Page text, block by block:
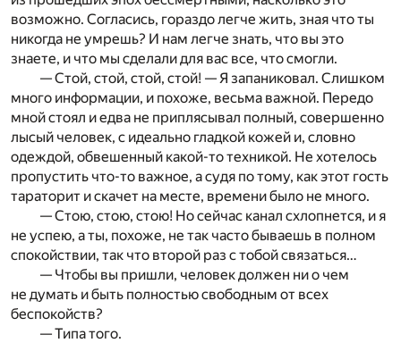
возможно. Согласись, гораздо легче жить, зная что ты
никогда не умрешь? И нам легче знать, что вы это
знаете, и что мы сделали для вас все, что смогли.
— Стой, стой, стой, стой! — Я запаниковал. Слишком
много информации, и похоже, весьма важной. Передо
мной стоял и едва не приплясывал полный, совершенно
лысый человек, с идеально гладкой кожей и, словно
одеждой, обвешенный какой-то техникой. Не хотелось
пропустить что-то важное, а судя по тому, как этот гость
тараторит и скачет на месте, времени было не много.
— Стою, стою, стою! Но сейчас канал схлопнется, и я
не успею, а ты, похоже, не так часто бываешь в полном
спокойствии, так что второй раз с тобой связаться…
— Чтобы вы пришли, человек должен ни о чем
не думать и быть полностью свободным от всех
беспокойств?
— Типа того.